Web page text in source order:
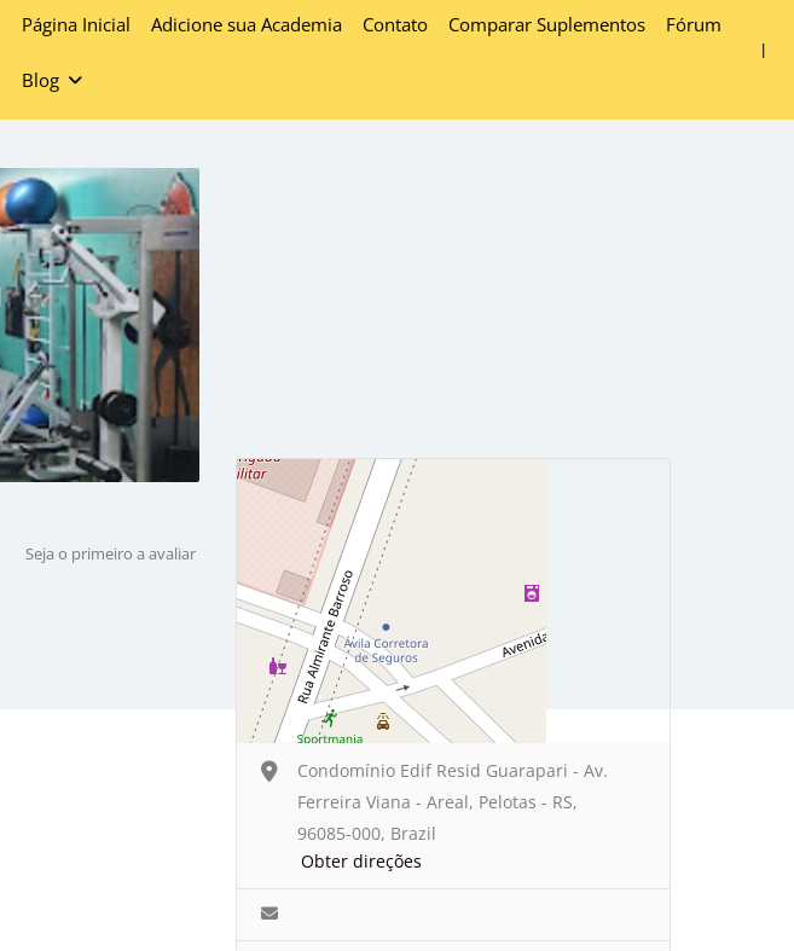
Página Inicial Adicione sua Academia Contato Comparar Suplementos Fórum
Blog
Seja o primeiro a avaliar
Condomínio Edif Resid Guarapari - Av.
Ferreira Viana - Areal, Pelotas - RS,
96085-000, Brazil
Obter direções